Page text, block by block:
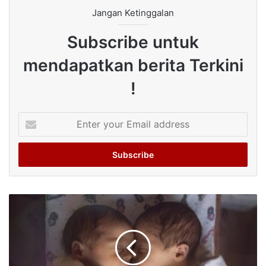
Jangan Ketinggalan
Subscribe untuk
mendapatkan berita Terkini
!
your
Email